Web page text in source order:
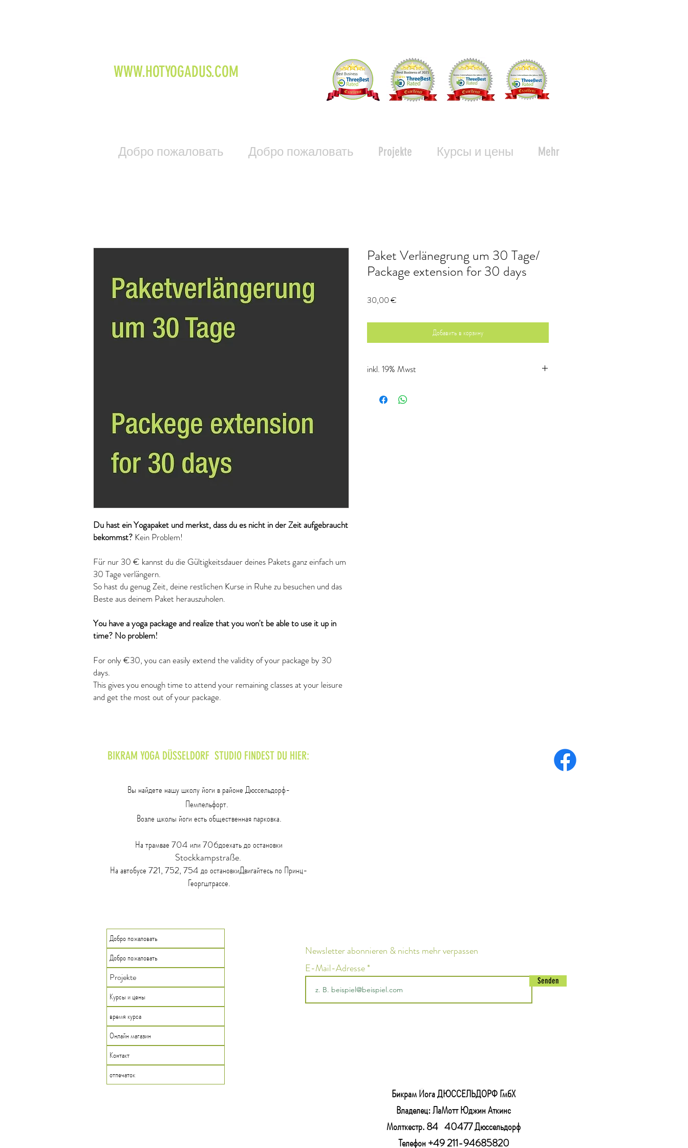
WWW.HOTYOGADUS.COM
Добро пожаловать Добро пожаловать Projekte Курсы и цены Mehr
Du hast ein Yogapaket und merkst, dass du es nicht in der Zeit aufgebraucht
bekommst? Kein Problem!
Für nur 30 € kannst du die Gültigkeitsdauer deines Pakets ganz einfach um
30 Tage verlängern.
So hast du genug Zeit, deine restlichen Kurse in Ruhe zu besuchen und das
Beste aus deinem Paket herauszuholen.
You have a yoga package and realize that you won't be able to use it up in
time? No problem!
For only €30, you can easily extend the validity of your package by 30
days.
This gives you enough time to attend your remaining classes at your leisure
and get the most out of your package.
Paket Verlänegrung um 30 Tage/
Package extension for 30 days
30,00 €
Добавить в корзину
inkl. 19% Mwst
BIKRAM YOGA DÜSSELDORF STUDIO FINDEST DU HIER:
Вы найдете нашу школу йоги в районе Дюссельдорф-
Пемпельфорт.
Возле школы йоги есть общественная парковка.
На трамвае 704 или 706доехать до остановки
Stockkampstraße.
На автобусе 721, 752, 754 до остановкиДвигайтесь по Принц-
Георгштрассе.
Добро пожаловать
Добро пожаловать
Projekte
Курсы и цены
время курса
Онлайн магазин
Контакт
отпечаток
Newsletter abonnieren & nichts mehr verpassen
E-Mail-Adresse
Senden
Бикрам Йога ДЮССЕЛЬДОРФ ГмбХ
Владелец: ЛаМотт Юджин Аткинс
Молткестр. 84 40477 Дюссельдорф
Телефон +49 211-94685820